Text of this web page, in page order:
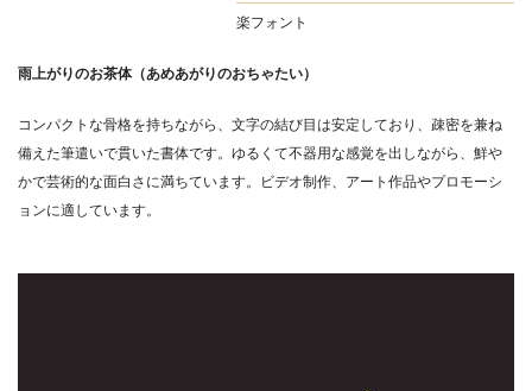
楽フォント
雨上がりのお茶体（あめあがりのおちゃたい）
コンパクトな骨格を持ちながら、文字の結び目は安定しており、疎密を兼ね
備えた筆遣いで貫いた書体です。ゆるくて不器用な感覚を出しながら、鮮や
かで芸術的な面白さに満ちています。ビデオ制作、アート作品やプロモーシ
ョンに適しています。